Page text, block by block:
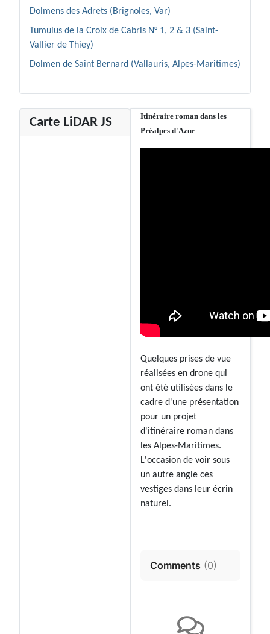
Dolmens des Adrets (Brignoles, Var)
Tumulus de la Croix de Cabris N° 1, 2 & 3 (Saint-
Vallier de Thiey)
Dolmen de Saint Bernard (Vallauris, Alpes-Maritimes)
Carte LiDAR JS
Itinéraire roman dans les
Préalpes d'Azur
Quelques prises de vue
réalisées en drone qui
ont été utilisées dans le
cadre d'une présentation
pour un projet
d'itinéraire roman dans
les Alpes-Maritimes.
L'occasion de voir sous
un autre angle ces
vestiges dans leur écrin
naturel.
Comments (0)